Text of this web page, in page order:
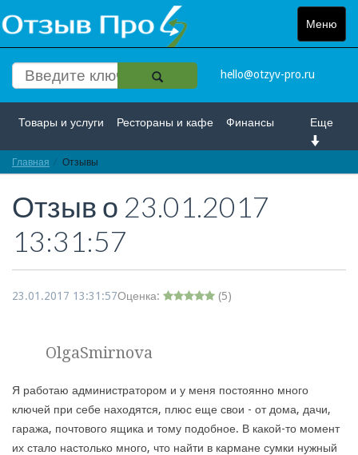
Меню
Toggle
hello@otzyv-pro.ru
Еще
Товары и услуги Рестораны и кафе Финансы
Красота и здоровье
Интернет Путешествие и отдых Транспорт
Недвижимость Работа
Главная Отзывы
Отзыв о 23.01.2017
13:31:57
23.01.2017 13:31:57Оценка: (5)
OlgaSmirnova
Я работаю администратором и у меня постоянно много
ключей при себе находятся, плюс еще свои - от дома, дачи,
гаража, почтового ящика и тому подобное. В какой-то момент
их стало настолько много, что найти в кармане сумки нужный